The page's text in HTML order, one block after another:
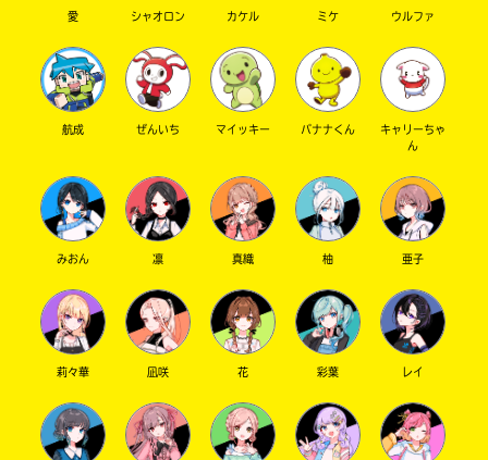
愛 シャオロン カケル ミケ ウルファ
航成 ぜんいち マイッキー バナナくん
キャリーちゃ
ん
みおん 凛 真織 柚 亜子
莉々華 凪咲 花 彩葉 レイ